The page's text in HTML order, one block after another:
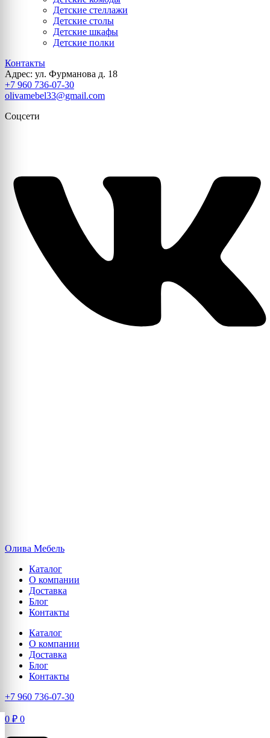
Детские стеллажи
Детские столы
Детские шкафы
Детские полки
Контакты
Адрес: ул. Фурманова д. 18
+7 960 736-07-30
olivamebel33@gmail.com
Соцсети
Олива Мебель
Каталог
О компании
Доставка
Блог
Контакты
Каталог
О компании
Доставка
Блог
Контакты
+7 960 736-07-30
0 ₽ 0